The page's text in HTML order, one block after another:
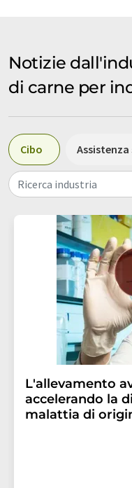
Notizie
di carne per
Cibo
Ricerca industria
L'allevamento
accelerando la
malattia di